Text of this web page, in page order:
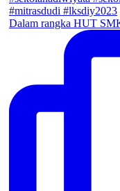
Dalam rangka HUT